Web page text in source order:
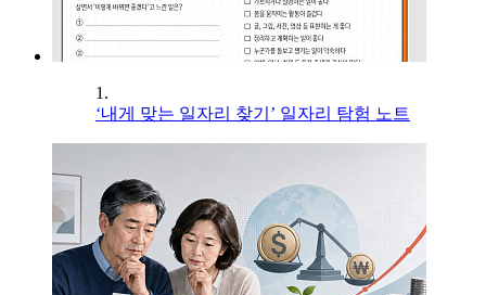
1.
‘내게 맞는 일자리 찾기’ 일자리 탐험 노트